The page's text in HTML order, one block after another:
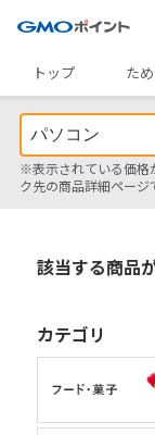
トップ
た
※表示されている価格
ク先の商品詳細ページ
該当する商品
カテゴリ